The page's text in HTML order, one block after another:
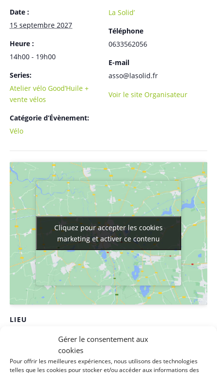
Gérer le consentement aux
cookies
Pour offrir les meilleures expériences, nous utilisons des technologies
telles que les cookies pour stocker et/ou accéder aux informations des
Date :
15 septembre 2027
Heure :
14h00 - 19h00
Series:
Atelier vélo Good’Huile +
vente vélos
Catégorie d’Évènement:
Vélo
La Solid’
Téléphone
0633562056
E-mail
asso@lasolid.fr
Voir le site Organisateur
LIEU
Maison de la solidarité
1 rue des filatures
Clisson, 44190 France + Google Map
Cliquez pour accepter les cookies
marketing et activer ce contenu
Cliquez pour accepter les cookies
marketing et activer ce contenu